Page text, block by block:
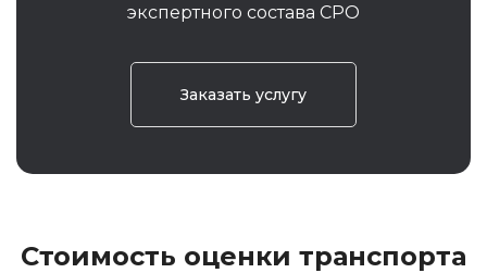
экспертного состава СРО
Заказать услугу
Стоимость оценки транспорта